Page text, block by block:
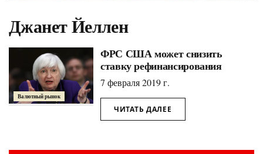
Джанет Йеллен
Валютный рынок
ФРС США может снизить
ставку рефинансирования
7 февраля 2019 г.
ЧИТАТЬ ДАЛЕЕ